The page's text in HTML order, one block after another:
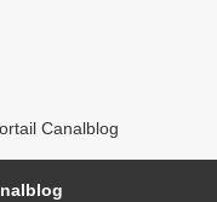
Canalblog